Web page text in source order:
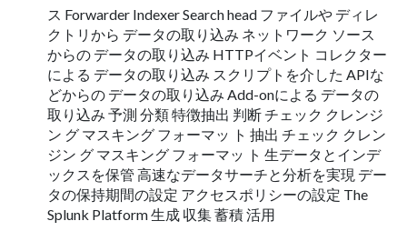
ス Forwarder Indexer Search head ファイルや ディレ
クトリから データの取り込み ネットワーク ソース
からの データの取り込み HTTPイベント コレクター
による データの取り込み スクリプトを介した APIな
どからの データの取り込み Add-onによる データの
取り込み 予測 分類 特徴抽出 判断 チェック クレンジ
ン グ マスキング フォーマッ ト 抽出 チェック クレン
ジン グ マスキング フォーマッ ト 生データとインデ
ックスを保管 高速なデータサーチと分析を実現 デー
タの保持期間の設定 アクセスポリシーの設定 The
Splunk Platform 生成 収集 蓄積 活用